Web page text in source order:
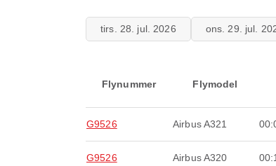
tirs. 28. jul. 2026 ons. 29. jul.
Flynummer Flymodel
G9526 Airbus A321
G9526 Airbus A320